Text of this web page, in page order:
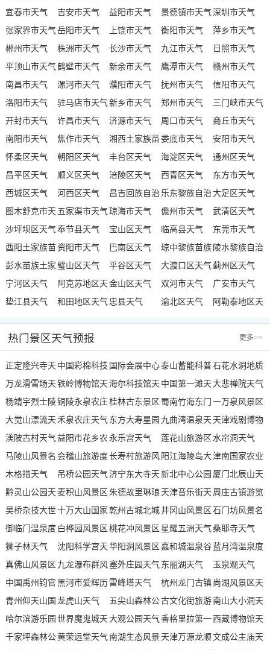
宜春市天气
吉安市天气 益阳市天气 景德镇市天气深圳市天气
张家界市天气岳阳市天气 上饶市天气 衡阳市天气
萍乡市天气
郴州市天气
株洲市天气 长沙市天气 九江市天气
日照市天气
平顶山市天气鹤壁市天气 新余市天气 鹰潭市天气
赣州市天气
南昌市天气
漯河市天气 濮阳市天气 抚州市天气
信阳市天气
洛阳市天气
驻马店市天气新乡市天气 郑州市天气
三门峡市天气
开封市天气
许昌市天气 济源市天气 周口市天气
商丘市天气
南阳市天气
焦作市天气
湘西土家族苗
族自治州天气
娄底市天气
安阳市天气
怀柔区天气
朝阳区天气 丰台区天气 海淀区天气
通州区天气
昌平区天气
顺义区天气 涪陵区天气 西青区天气
东方市天气
西城区天气
河西区天气
昌吉回族自治
州天气
乐东黎族自治
县天气
大足区天气
图木舒克市天
气
五家渠市天气琼海市天气 儋州市天气
武清区天气
沙坪坝区天气奉节县天气 宝山区天气 临高县天气
东莞市天气
酉阳土家族苗
族自治县天气
资阳市天气 巴南区天气
琼中黎族苗族
自治县天气
陵水黎族自治
县天气
彭水苗族土家
族自治县天气
璧山区天气 平谷区天气 大渡口区天气蓟州区天气
宁河区天气
阿克苏地区天
气
金山区天气 双河市天气
广安市天气
垫江县天气
和田地区天气 忠县天气 渝北区天气
阿勒泰地区天
热门景区天气预报 更多>>
正定隆兴寺天
气
中国彩棉科技
园天气
国际会展中心
天气
泰山蓄能科普
水城天气
石花水洞地质
公园天气
万龙滑雪场天
气
铁岭博物馆天
气
海尔科技馆天
气
中国第一滩天
气
大悲禅院天气
杨靖宇烈士陵
园天气
铜陵永泉农庄
天气
桂林古东景区
天气
蜀南竹海东门
天气
一万泉风景区
天气
大觉山漂流天
气
禾泉农庄天气 东方大寿星园
天气
九曲湾温泉天
气
天津戏剧博物
馆天气
渼陂古村天气 益阳市花乡农
家乐景区天气
永乐宫天气
莲花山旅游区
天气
水帘洞天气
马陵山风景名
胜区天气
会稽山旅游度
假区天气
长寿村旅游风
景区天气
阳江海陵岛大
角湾风景名胜
区天气
津南国家农业
科技园区天气
木格措天气 吊桥公园天气 济宁东大寺天
气
新北中心公园
天气
厦门北辰山天
气
黔灵山公园天
气
麦积山风景区
天气
朱德故里琳琅
山景区天气
天津音乐街天
气
周庄古镇游览
区天气
吴桥杂技大世
界天气
十万大山国家
森林公园天气
乾州古城北城
门天气
井冈山风景区
天气
石门坊风景名
胜区天气
御临门温泉度
假村天气
白桦园风景区
天气
桃花冲风景区
天气
星耀五洲天气桑耶寺天气
狮子林天气
沈阳科学宫天
气
华阳洞风景区
天气
嘉和城温泉谷
天气
蓝月湾温泉度
假邨天气
真佛山风景区
天气
九龙瀑布群风
景区天气
塞外庄园天气 东丽湖天气
玉泉观天气
中国禹州钧官
窑址博物馆天
气
黑河市爱辉历
史陈列馆天气
雷峰塔天气
杭州龙门古镇
天气
尚湖风景区天
气
青州仰天山国
家森林公园天
气
龙虎山天气
五尖山森林公
园天气
古文化街旅游
区南门天气
南山大小洞天
旅游区天气
哈尔滨游乐园
天气
世界魔鬼城天
气
大观公园天气香格里拉第一
村印经院文化
西藏博物馆天
气
千家坪森林公黄荣远堂天气南湖生态风景 天津万源龙顺 文成公主庙天